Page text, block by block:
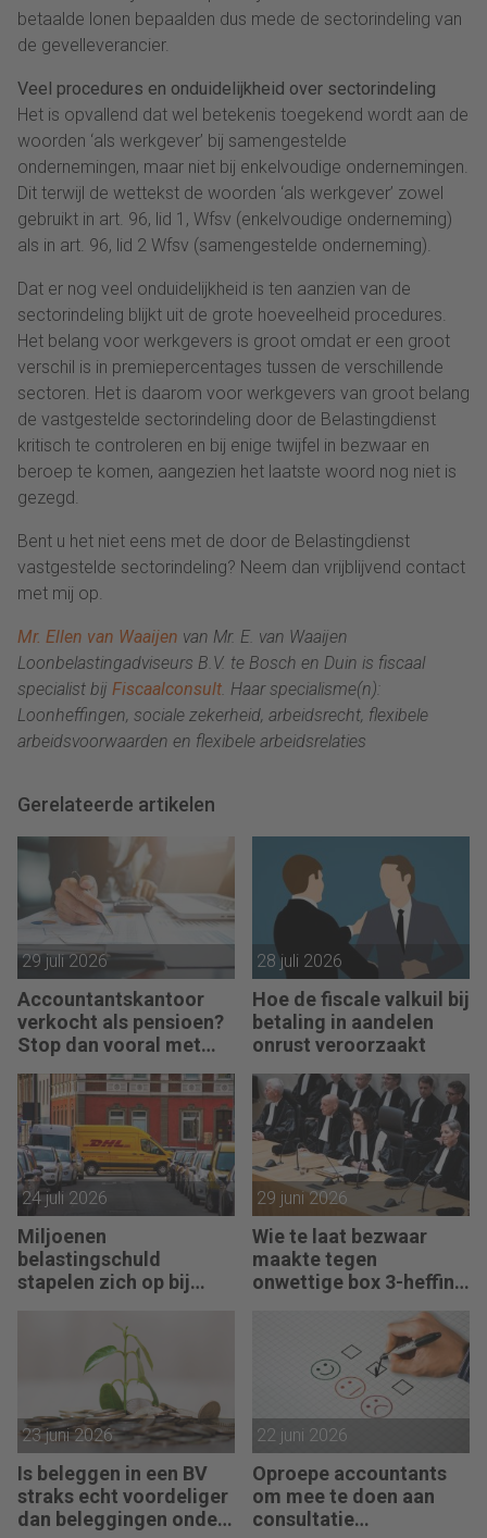
betaalde lonen bepaalden dus mede de sectorindeling van
de gevelleverancier.
Veel procedures en onduidelijkheid over sectorindeling
Het is opvallend dat wel betekenis toegekend wordt aan de
woorden ‘als werkgever’ bij samengestelde
ondernemingen, maar niet bij enkelvoudige ondernemingen.
Dit terwijl de wettekst de woorden ‘als werkgever’ zowel
gebruikt in art. 96, lid 1, Wfsv (enkelvoudige onderneming)
als in art. 96, lid 2 Wfsv (samengestelde onderneming).
Dat er nog veel onduidelijkheid is ten aanzien van de
sectorindeling blijkt uit de grote hoeveelheid procedures.
Het belang voor werkgevers is groot omdat er een groot
verschil is in premiepercentages tussen de verschillende
sectoren. Het is daarom voor werkgevers van groot belang
de vastgestelde sectorindeling door de Belastingdienst
kritisch te controleren en bij enige twijfel in bezwaar en
beroep te komen, aangezien het laatste woord nog niet is
gezegd.
Bent u het niet eens met de door de Belastingdienst
vastgestelde sectorindeling? Neem dan vrijblijvend contact
met mij op.
Mr. Ellen van Waaijen van Mr. E. van Waaijen
Loonbelastingadviseurs B.V. te Bosch en Duin is fiscaal
specialist bij Fiscaalconsult. Haar specialisme(n):
Loonheffingen, sociale zekerheid, arbeidsrecht, flexibele
arbeidsvoorwaarden en flexibele arbeidsrelaties
Gerelateerde artikelen
29 juli 2026
Accountantskantoor
verkocht als pensioen?
Stop dan vooral met
28 juli 2026
Hoe de fiscale valkuil bij
betaling in aandelen
onrust veroorzaakt
24 juli 2026
Miljoenen
belastingschuld
stapelen zich op bij
29 juni 2026
Wie te laat bezwaar
maakte tegen
onwettige box 3-heffing
23 juni 2026
Is beleggen in een BV
straks echt voordeliger
dan beleggingen onder
22 juni 2026
Oproepe accountants
om mee te doen aan
consultatie